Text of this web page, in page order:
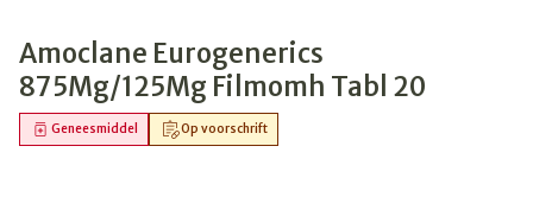
Amoclane Eurogenerics
875Mg/125Mg Filmomh Tabl 20
Op voorschrift
Geneesmiddel